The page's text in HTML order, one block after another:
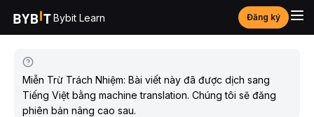
Bybit Learn Đăng ký
Miễn Trừ Trách Nhiệm: Bài viết này đã được dịch sang
Tiếng Việt bằng machine translation. Chúng tôi sẽ đăng
phiên bản nâng cao sau.